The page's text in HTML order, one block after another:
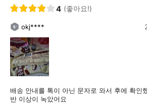
4 (좋아요!)
okj****
배송 안내를 톡이 아닌 문자로 와서 후에 확인
반 이상이 녹았어요